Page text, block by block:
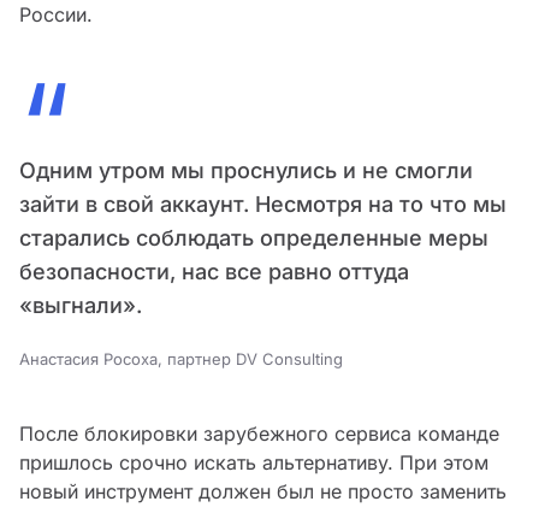
России.
“
Одним утром мы проснулись и не смогли
зайти в свой аккаунт. Несмотря на то что мы
старались соблюдать определенные меры
безопасности, нас все равно оттуда
«выгнали».
Анастасия Росоха, партнер DV Consulting
После блокировки зарубежного сервиса команде
пришлось срочно искать альтернативу. При этом
новый инструмент должен был не просто заменить